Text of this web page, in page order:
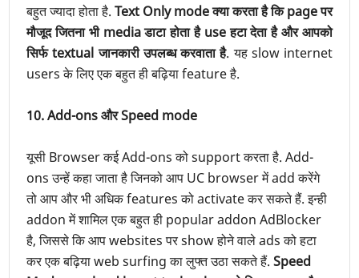
बहुत ज्यादा होता है. Text Only mode क्या करता है कि page पर
मौजूद जितना भी media डाटा होता है use हटा देता है और आपको
सिर्फ textual जानकारी उपलब्ध करवाता है. यह slow internet
users के लिए एक बहुत ही बढ़िया feature है.
10. Add-ons और Speed mode
यूसी Browser कई Add-ons को support करता है. Add-
ons उन्हें कहा जाता है जिनको आप UC browser में add करेंगे
तो आप और भी अधिक features को activate कर सकते हैं. इन्ही
addon में शामिल एक बहुत ही popular addon AdBlocker
है, जिससे कि आप websites पर show होने वाले ads को हटा
कर एक बढ़िया web surfing का लुफ्त उठा सकते हैं. Speed